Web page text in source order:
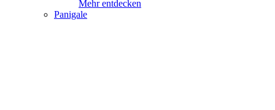
Mehr entdecken
Panigale